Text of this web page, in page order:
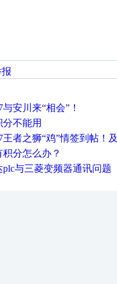
与安川来“相会”！
分不能用
之狮“鸡”情签到帖！及时更新在线研讨会预告
积分怎么办？
plc与三菱变频器通讯问题